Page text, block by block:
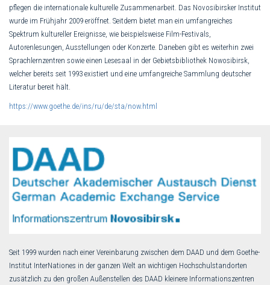
pflegen die internationale kulturelle Zusammenarbeit. Das Novosibirsker Institut
wurde im Frühjahr 2009 eröffnet. Seitdem bietet man ein umfangreiches
Spektrum kultureller Ereignisse, wie beispielsweise Film-Festivals,
Autorenlesungen, Ausstellungen oder Konzerte. Daneben gibt es weiterhin zwei
Sprachlernzentren sowie einen Lesesaal in der Gebietsbibliothek Nowosibirsk,
welcher bereits seit 1993 existiert und eine umfangreiche Sammlung deutscher
Literatur bereit hält.
https://www.goethe.de/ins/ru/de/sta/now.html
Seit 1999 wurden nach einer Vereinbarung zwischen dem DAAD und dem Goethe-
Institut InterNationes in der ganzen Welt an wichtigen Hochschulstandorten
zusätzlich zu den großen Außenstellen des DAAD kleinere Informationszentren